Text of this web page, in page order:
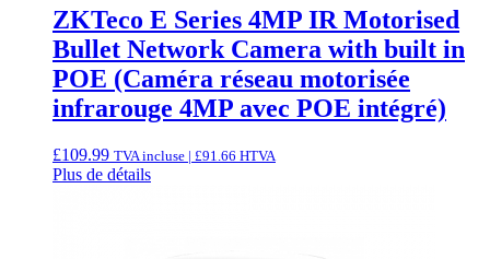
ZKTeco E Series 4MP IR Motorised
Bullet Network Camera with built in
POE (Caméra réseau motorisée
infrarouge 4MP avec POE intégré)
£109.99 TVA incluse | £91.66 HTVA
Plus de détails